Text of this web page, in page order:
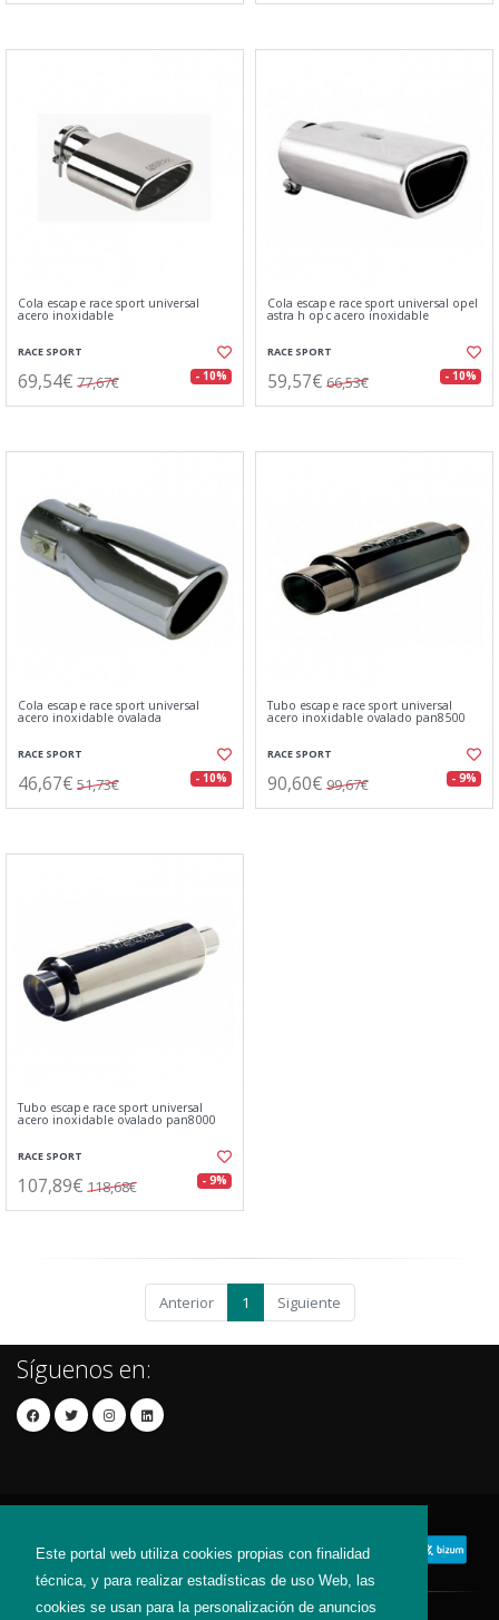
Este portal web utiliza cookies propias con finalidad
técnica, y para realizar estadísticas de uso Web, las
cookies se usan para la personalización de anuncios
Cola escape race sport universal
acero inoxidable
RACE SPORT
69,54€ 77,67€ - 10%
Cola escape race sport universal opel
astra h opc acero inoxidable
RACE SPORT
59,57€ 66,53€ - 10%
Cola escape race sport universal
acero inoxidable ovalada
RACE SPORT
46,67€ 51,73€ - 10%
Tubo escape race sport universal
acero inoxidable ovalado pan8500
RACE SPORT
90,60€ 99,67€ - 9%
Tubo escape race sport universal
acero inoxidable ovalado pan8000
RACE SPORT
107,89€ 118,68€ - 9%
Anterior 1 Siguiente
Síguenos en: